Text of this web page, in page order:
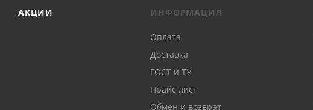
АКЦИИ ИНФОРМАЦИЯ
Оплата
Доставка
ГОСТ и ТУ
Прайс лист
Обмен и возврат